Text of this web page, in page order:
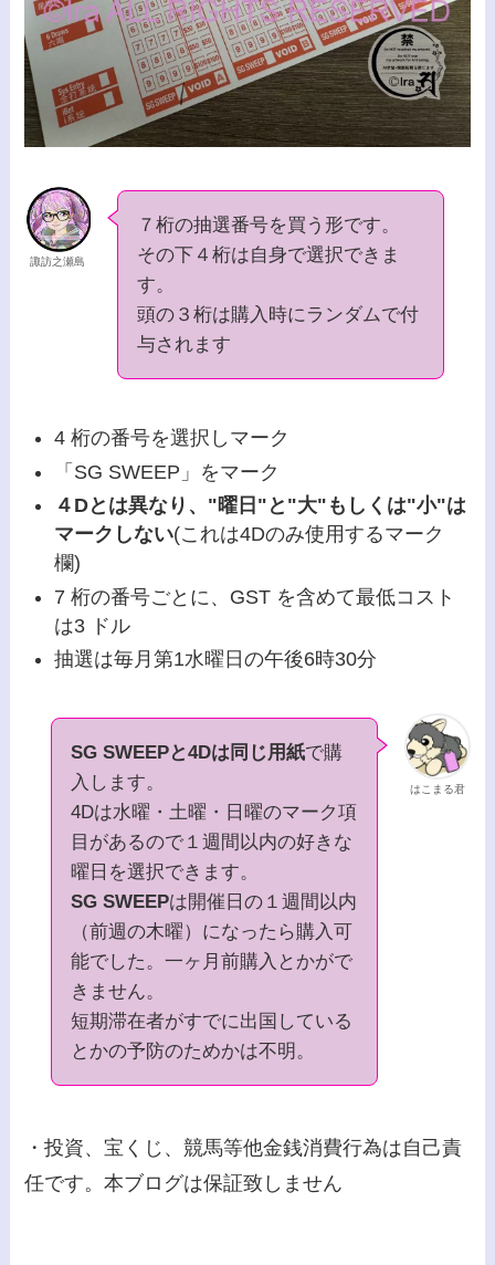
諏訪之瀬島
７桁の抽選番号を買う形です。
その下４桁は自身で選択できま
す。
頭の３桁は購入時にランダムで付
与されます
4 桁の番号を選択しマーク
「SG SWEEP」をマーク
４Dとは異なり、"曜日"と"大"もしくは"小"は
マークしない(これは4Dのみ使用するマーク
欄)
7 桁の番号ごとに、GST を含めて最低コスト
は3 ドル
抽選は毎月第1水曜日の午後6時30分
はこまる君
SG SWEEPと4Dは同じ用紙で購
入します。
4Dは水曜・土曜・日曜のマーク項
目があるので１週間以内の好きな
曜日を選択できます。
SG SWEEPは開催日の１週間以内
（前週の木曜）になったら購入可
能でした。一ヶ月前購入とかがで
きません。
短期滞在者がすでに出国している
とかの予防のためかは不明。
・投資、宝くじ、競馬等他金銭消費行為は自己責
任です。本ブログは保証致しません